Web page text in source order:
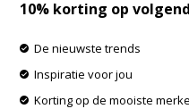
10% korting op
De nieuwste trends
Inspiratie voor jou
Korting op de mooiste